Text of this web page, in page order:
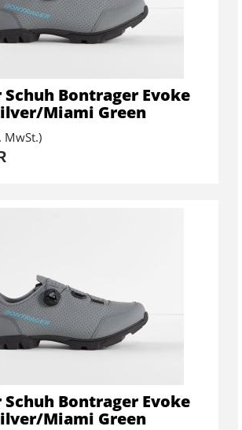
Bontrager Evoke
Miami Green
MwSt.)
Bontrager Evoke
Miami Green